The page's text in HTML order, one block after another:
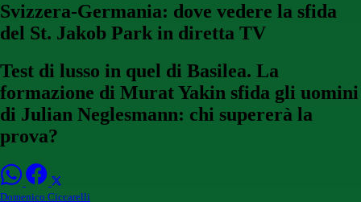
Svizzera-Germania: dove vedere la sfida
del St. Jakob Park in diretta TV
Test di lusso in quel di Basilea. La
formazione di Murat Yakin sfida gli uomini
di Julian Neglesmann: chi supererà la
prova?
Domenico Ciccarelli